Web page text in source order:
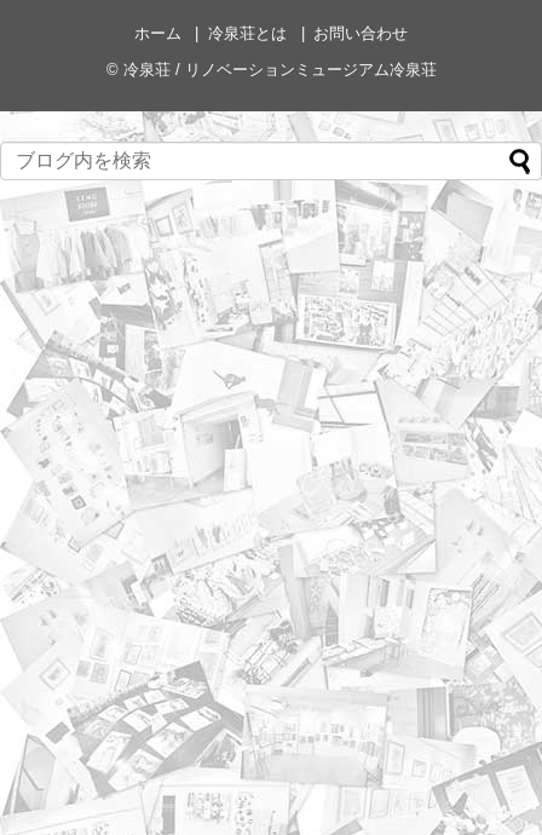
ホーム 冷泉荘とは
お問い合わせ
© 冷泉荘 / リノベーションミュージアム冷泉荘